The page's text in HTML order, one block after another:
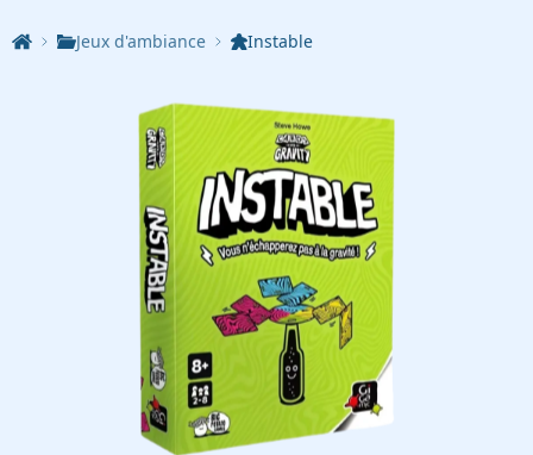
Jeux d'ambiance Instable